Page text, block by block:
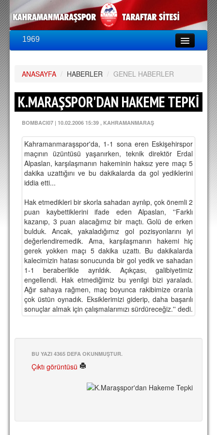
1969
PUAN DURUMU
FİKSTÜR
KADRO
A TAKIM KADROSU
TEKNİK KADRO
TRANSFERLER
TARAFTAR
BİLETLER
DEPLASMAN
LİSANSLI ÜRÜNLER
MULTİMEDYA
FOTOĞRAF & VİDEOLAR
MARŞ & TEZAHÜRATLAR
KULÜP
SPOR TESİSLERİ
YÖNETİM KURULU
ANASAYFA / HABERLER / GENEL HABERLER
K.MARAŞSPOR'DAN HAKEME TEPKİ
BOMBACI07 | 10.02.2006 15:39 , KAHRAMANMARAŞ
Kahramanmaraşspor'da, 1-1 sona eren Eskişehirspor
maçının üzüntüsü yaşanırken, teknik direktör Erdal
Alpaslan, karşılaşmanın hakeminin haksız yere maçı 5
dakika uzattığını ve bu dakikalarda da gol yediklerini
iddia etti...
Hak etmedikleri bir skorla sahadan ayrılıp, çok önemli 2
puan kaybettiklerini ifade eden Alpaslan, ''Farklı
kazanıp, 3 puan alacağımız bir maçtı. Golü de erken
bulduk. Ancak, yakaladığımız gol pozisyonlarını iyi
değerlendiremedik. Ama, karşılaşmanın hakemi hiç
gerek yokken maçı 5 dakika uzattı. Bu dakikalarda
kalecimizin hatası sonucunda bir gol yedik ve sahadan
1-1 beraberlikle ayrıldık. Açıkçası, galibiyetimiz
engellendi. Hak etmediğimiz bu yenilgi bizi yaraladı.
Ağır sahaya rağmen, maç boyunca rakibimize oranla
çok üstün oynadık. Eksiklerimizi giderip, daha başarılı
sonuçlar almak için çalışmalarımızı sürdüreceğiz.'' dedi.
BU YAZI 4365 DEFA OKUNMUŞTUR.
Çıktı görüntüsü